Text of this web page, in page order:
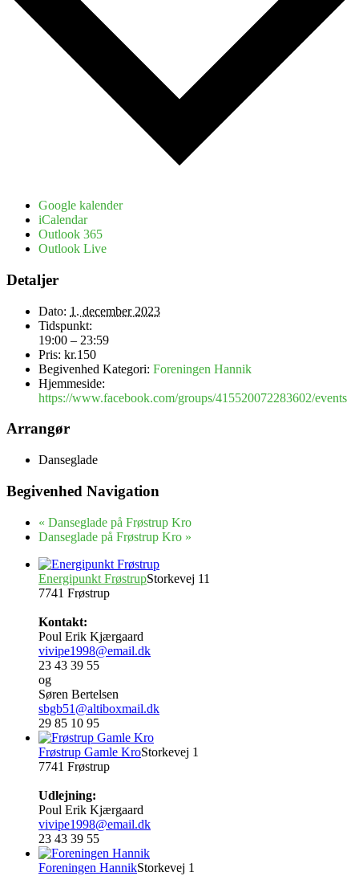
Google kalender
iCalendar
Outlook 365
Outlook Live
Detaljer
Dato: 1. december 2023
Tidspunkt:
19:00 – 23:59
Pris: kr.150
Begivenhed Kategori: Foreningen Hannik
Hjemmeside:
https://www.facebook.com/groups/415520072283602/events
Arrangør
Danseglade
Begivenhed Navigation
« Danseglade på Frøstrup Kro
Danseglade på Frøstrup Kro »
Energipunkt FrøstrupStorkevej 11
7741 Frøstrup
Kontakt:
Poul Erik Kjærgaard
vivipe1998@email.dk
23 43 39 55
og
Søren Bertelsen
sbgb51@altiboxmail.dk
29 85 10 95
Frøstrup Gamle KroStorkevej 1
7741 Frøstrup
Udlejning:
Poul Erik Kjærgaard
vivipe1998@email.dk
23 43 39 55
Foreningen HannikStorkevej 1